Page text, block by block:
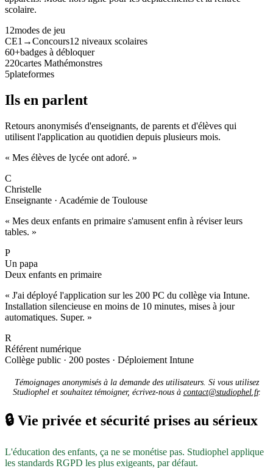
scolaire.
12modes de jeu
CE1→Concours12 niveaux scolaires
60+badges à débloquer
220cartes Mathémonstres
5plateformes
Ils en parlent
Retours anonymisés d'enseignants, de parents et d'élèves qui
utilisent l'application au quotidien depuis plusieurs mois.
« Mes élèves de lycée ont adoré. »
C
Christelle
Enseignante · Académie de Toulouse
« Mes deux enfants en primaire s'amusent enfin à réviser leurs
tables. »
P
Un papa
Deux enfants en primaire
« J'ai déployé l'application sur les 200 PC du collège via Intune.
Installation silencieuse en moins de 10 minutes, mises à jour
automatiques. Super. »
R
Référent numérique
Collège public · 200 postes · Déploiement Intune
Témoignages anonymisés à la demande des utilisateurs. Si vous utilisez
Studiophel et souhaitez témoigner, écrivez-nous à contact@studiophel.fr.
🔒 Vie privée et sécurité prises au sérieux
L'éducation des enfants, ça ne se monétise pas. Studiophel applique
les standards RGPD les plus exigeants, par défaut.